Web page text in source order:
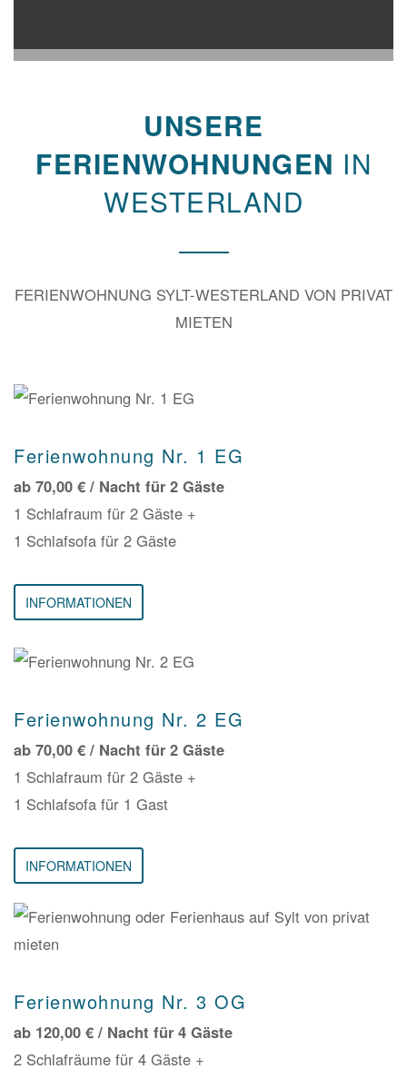
UNSERE
FERIENWOHNUNGEN IN
WESTERLAND
FERIENWOHNUNG SYLT-WESTERLAND VON PRIVAT
MIETEN
Ferienwohnung Nr. 1 EG
ab 70,00 € / Nacht für 2 Gäste
1 Schlafraum für 2 Gäste +
1 Schlafsofa für 2 Gäste
INFORMATIONEN
Ferienwohnung Nr. 2 EG
ab 70,00 € / Nacht für 2 Gäste
1 Schlafraum für 2 Gäste +
1 Schlafsofa für 1 Gast
INFORMATIONEN
Ferienwohnung Nr. 3 OG
ab 120,00 € / Nacht für 4 Gäste
2 Schlafräume für 4 Gäste +